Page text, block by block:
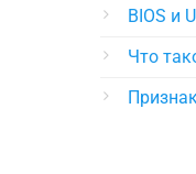
BIOS и
Что